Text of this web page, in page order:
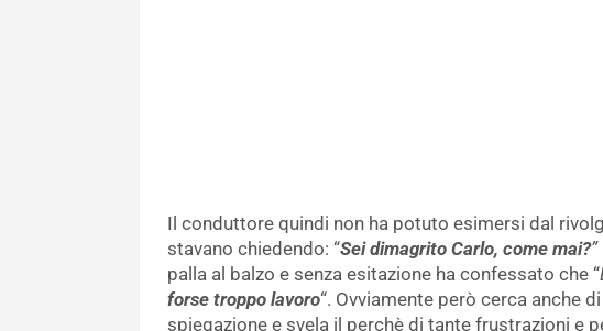
Il conduttore quindi non ha potuto esimersi dal
stavano chiedendo: “Sei dimagrito Carlo, come mai?”
palla al balzo e senza esitazione ha confessato che “
forse troppo lavoro“. Ovviamente però cerca anche
spiegazione e svela il perchè di tante frustrazioni e